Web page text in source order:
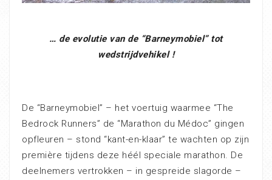
… de evolutie van de “Barneymobiel” tot
wedstrijdvehikel !
De “Barneymobiel” – het voertuig waarmee “The
Bedrock Runners” de “Marathon du Médoc” gingen
opfleuren – stond “kant-en-klaar” te wachten op zijn
première tijdens deze héél speciale marathon. De
deelnemers vertrokken – in gespreide slagorde –